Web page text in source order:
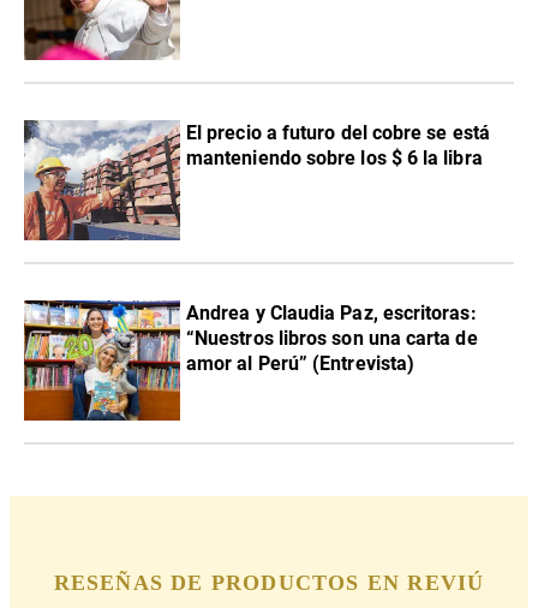
El precio a futuro del cobre se está
manteniendo sobre los $ 6 la libra
Andrea y Claudia Paz, escritoras:
“Nuestros libros son una carta de
amor al Perú” (Entrevista)